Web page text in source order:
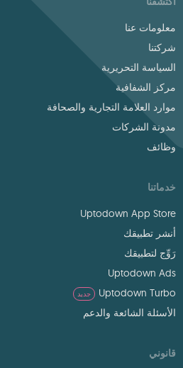
معلومات عنا
شركتنا
السياسة التحريرية
مركز الشفافية
موارد العلامة التجارية والصحافة
مدونة الشركات
وظائف
خدماتنا
Uptodown App Store
أنشر تطبيقك
رَوِّج لتطبيقك
Uptodown Ads
Uptodown Turbo
جديد
الأسئلة الشائعة والدعم
قانوني